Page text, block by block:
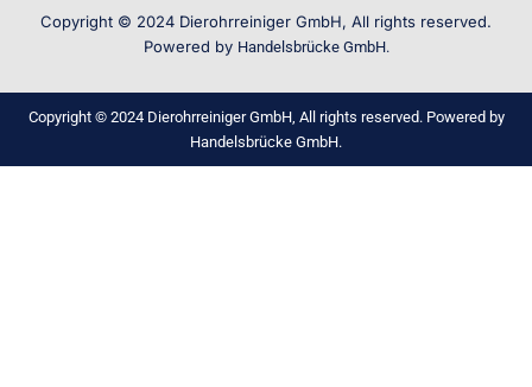
Copyright © 2024 Dierohrreiniger GmbH, All rights reserved.
Powered by Handelsbrücke GmbH.
Copyright © 2024 Dierohrreiniger GmbH, All rights reserved. Powered by
Handelsbrücke GmbH.